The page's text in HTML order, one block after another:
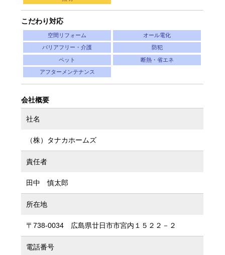
こだわり対応
空間リフォーム オール電化
バリアフリー・介護 防犯
ペット 断熱・省エネ
アフターメンテナンス
会社概要
社名
（株）タナカホームズ
責任者
田中 慎太郎
所在地
〒738-0034 広島県廿日市市宮内１５２２－２
電話番号